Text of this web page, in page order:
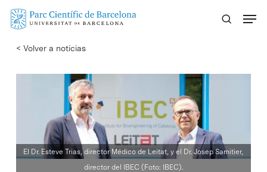
Skip
content
< Volver a noticias
El Dr. Esteve Trias, director Médico de Leitat, y el Dr. Josep Samitier,
director del IBEC (Foto: IBEC).